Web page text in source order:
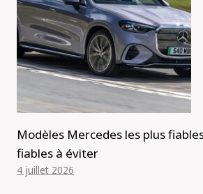
Modèles Mercedes les plus
fiables à éviter
4 juillet 2026